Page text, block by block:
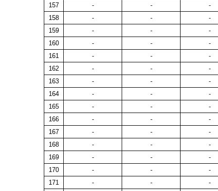
157
- -
-
158
- -
-
159
- -
-
160
- -
-
161
- -
-
162
- -
-
163
- -
-
164
- -
-
165
- -
-
166
- -
-
167
- -
-
168
- -
-
169
- -
-
170
- -
-
171
- -
-